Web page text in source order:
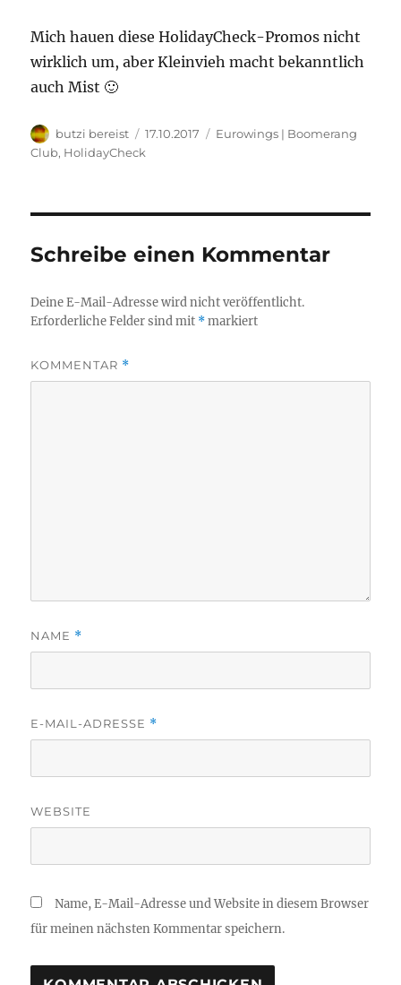
Mich hauen diese HolidayCheck-Promos nicht
wirklich um, aber Kleinvieh macht bekanntlich
auch Mist 🙂
Autor
butzi bereist
Veröffentlicht
am
17.10.2017 Kategorien
Eurowings | Boomerang
Club, HolidayCheck
Schreibe einen Kommentar
Deine E-Mail-Adresse wird nicht veröffentlicht.
Erforderliche Felder sind mit *markiert
KOMMENTAR *
NAME *
E-MAIL-ADRESSE *
WEBSITE
Name, E-Mail-Adresse und Website in diesem Browser
für meinen nächsten Kommentar speichern.